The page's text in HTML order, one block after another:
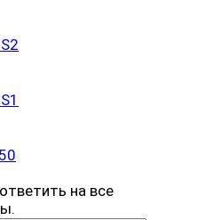
на все